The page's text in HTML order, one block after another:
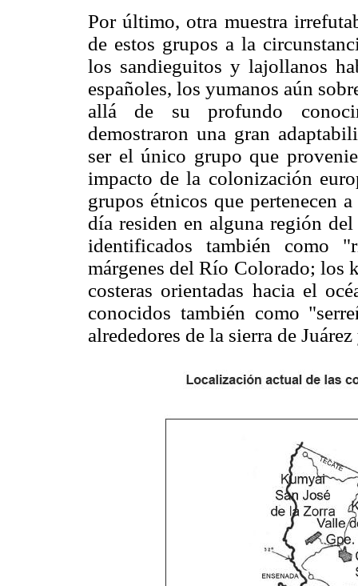
Por último, otra muestra
de estos grupos a la
los sandieguitos y lajollanos
españoles, los yumanos aún
allá de su profundo
demostraron una gran
ser el único grupo que
impacto de la colonización
grupos étnicos que pertenecen
día residen en alguna región
identificados también como
márgenes del Río Colorado; los
costeras orientadas hacia el
conocidos también como
alrededores de la sierra de